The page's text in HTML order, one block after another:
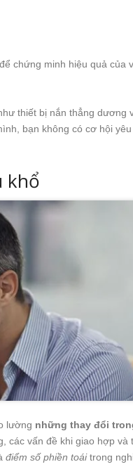
chứng minh hiệu quả của
thiết bị nắn thẳng dương
bạn không có cơ hội
khổ
lường những thay đổi
các vấn đề khi giao hợp và
điểm số phiền toáitrong